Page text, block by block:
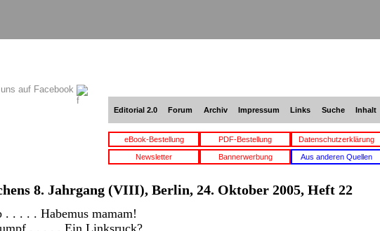
auf Facebook
Editorial 2.0 Forum Archiv Impressum Links Suche Inhalt
eBook-Bestellung PDF-Bestellung Datenschutzerklärung
Newsletter Bannerwerbung Aus anderen Quellen
8. Jahrgang (VIII), Berlin, 24. Oktober 2005, Heft 22
. . . . . Habemus mamam!
. . . . . Ein Linksruck?